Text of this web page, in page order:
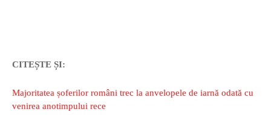
CITEȘTE ȘI:
Majoritatea șoferilor români trec la anvelopele de iarnă odată cu
venirea anotimpului rece